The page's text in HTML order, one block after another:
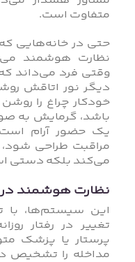
متفاوت است.
حتی در خانه‌هایی
نظارت هوشمند
وقتی فرد می‌داند
دیگر نور اتاقش
خودکار چراغ را
باشد، گرمایش به
یک حضور آرام
مراقبت طراحی
می‌کند بلکه دستی
نظارت هوشمند در
این سیستم‌ها،
تغییر در رفتار
پرستار یا پزشک
مداخله را تشخیص